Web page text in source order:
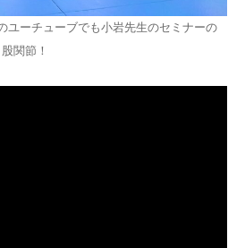
ユーチューブでも小岩先生のセミナーの
関節！